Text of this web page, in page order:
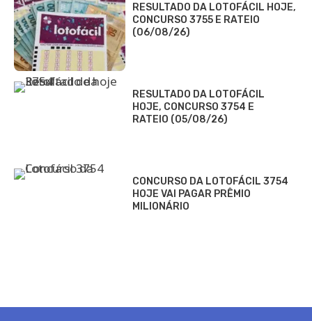
RESULTADO DA LOTOFÁCIL HOJE,
CONCURSO 3755 E RATEIO
(06/08/26)
RESULTADO DA LOTOFÁCIL
HOJE, CONCURSO 3754 E
RATEIO (05/08/26)
CONCURSO DA LOTOFÁCIL 3754
HOJE VAI PAGAR PRÊMIO
MILIONÁRIO